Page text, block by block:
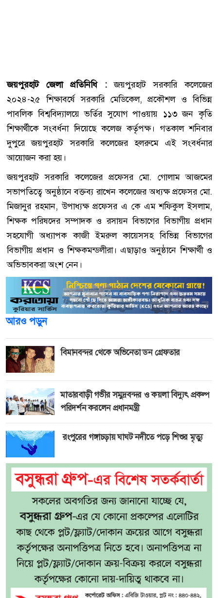
জয়পুরহাট জেলা প্রতিনিধি :জয়পুরহাট সরকারি কলেজের
২০২৪-২৫ শিক্ষাবর্ষে সরকারি মেডিকেল, প্রকৌশল ও বিভিন্ন
পাবলিক বিশ্ববিদ্যালয়ে ভর্তির সুযোগ পাওয়ায় ১১৩ জন কৃতি
শিক্ষার্থীকে সংবর্ধনা দিয়েছে কলেজ কর্তৃপক্ষ। গতকাল শনিবার
দুপুরে জয়পুরহাট সরকারি কলেজের হলরুমে এই সংবর্ধনার
আয়োজন করা হয়।
জয়পুরহাট সরকারি কলেজের প্রফেসর মো. গোলাম আজমের
সভাপতিত্বে অনুষ্ঠানে বক্তব্য রাখেন কলেজের অধ্যক্ষ প্রফেসর মো.
মিজানুর রহমান, উপাধ্যক্ষ প্রফেসর এ কে এম শফিকুল ইসলাম,
শিক্ষক পরিষদের সম্পাদক ও রসায়ন বিভাগের বিভাগীয় প্রধান
সহযোগী অধ্যাপক কাজী ইমরুল কায়েসসহ বিভিন্ন বিভাগের
বিভাগীয় প্রধান ও শিক্ষকমন্ডলীরা। এছাড়াও অনুষ্ঠানে শিক্ষার্থী ও
অভিভাবকরা অংশ নেন।
আরও পড়ুন
বিমানবন্দর থেকে অভিনেতা ডন গ্রেফতার
মাতারবাড়ী গভীর সমুদ্রবন্দর ও কয়লা বিদ্যুৎ প্রকল্প
পরিদর্শন করলেন প্রধানমন্ত্রী
রংপুরের গঙ্গাচড়ায় ঘাঘট নদীতে পড়ে শিশুর মৃত্যু